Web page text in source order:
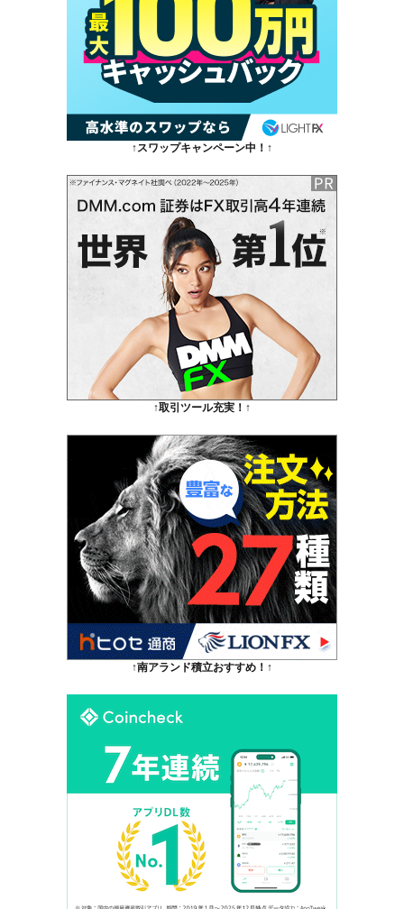
↑スワップキャンペーン中！↑
↑取引ツール充実！↑
↑南アランド積立おすすめ！↑